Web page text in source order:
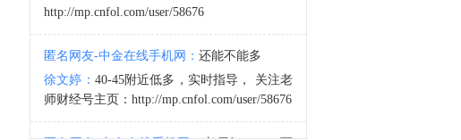
http://mp.cnfol.com/user/58676
匿名网友-中金在线手机网： 还能不能多
徐文婷： 40-45附近低多，实时指导， 关注老
师财经号主页：http://mp.cnfol.com/user/58676